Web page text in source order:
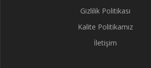
Gizlilik Politikası
Kalite Politikamız
İletişim